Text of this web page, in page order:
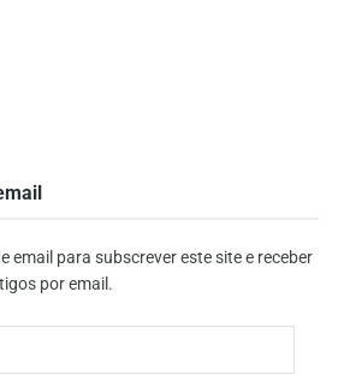
email para subscrever este site e receber
por email.